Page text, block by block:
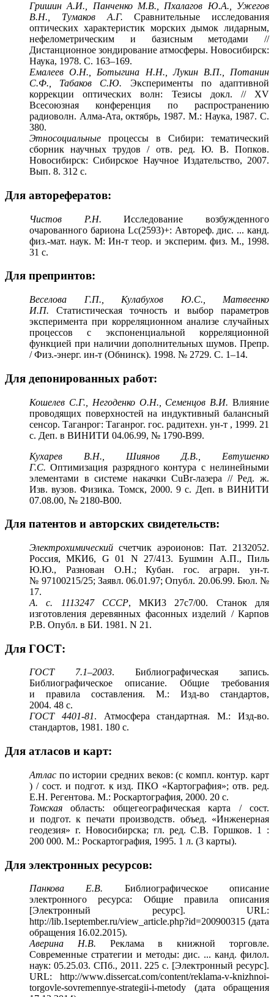
Гришин А.И., Панченко М.В., Пхалагов Ю.А., Ужегов
В.Н., Тумаков А.Г. Сравнительные исследования
оптических характеристик морских дымок лидарным,
нефелометрическим и базисным методами //
Дистанционное зондирование атмосферы. Новосибирск:
Наука, 1978. С. 163–169.
Емалеев О.Н., Ботыгина Н.Н., Лукин В.П., Потанин
С.Ф., Табаков С.Ю. Эксперименты по адаптивной
коррекции оптических волн: Тезисы докл. // XV
Всесоюзная конференция по распространению
радиоволн. Алма-Ата, октябрь, 1987. М.: Наука, 1987. С.
380.
Этносоциальные процессы в Сибири: тематический
сборник научных трудов / отв. ред. Ю. В. Попков.
Новосибирск: Сибирское Научное Издательство, 2007.
Вып. 8. 312 с.
Для авторефератов:
Чистов Р.Н. Исследование возбужденного
очарованного бариона Lс(2593)+: Автореф. дис. ... канд.
физ.-мат. наук. М: Ин-т теор. и эксперим. физ. М., 1998.
31 с.
Для препринтов:
Веселова Г.П., Кулабухов Ю.С., Матвеенко
И.П. Статистическая точность и выбор параметров
эксперимента при корреляционном анализе случайных
процессов с экспоненциальной корреляционной
функцией при наличии дополнительных шумов. Препр.
/ Физ.-энерг. ин-т (Обнинск). 1998. № 2729. С. 1–14.
Для депонированных работ:
Кошелев С.Г., Негоденко О.Н., Семенцов В.И. Влияние
проводящих поверхностей на индуктивный балансный
сенсор. Таганрог: Таганрог. гос. радитехн. ун-т , 1999. 21
с. Деп. в ВИНИТИ 04.06.99, № 1790-В99.
Кухарев В.Н., Шиянов Д.В., Евтушенко
Г.С. Оптимизация разрядного контура с нелинейными
элементами в системе накачки CuBr-лазера // Ред. ж.
Изв. вузов. Физика. Томск, 2000. 9 с. Деп. в ВИНИТИ
07.08.00, № 2180-В00.
Для патентов и авторских свидетельств:
Электрохимический счетчик аэроионов: Пат. 2132052.
Россия, МКИ6, G 01 N 27/413. Бушмин А.П., Пиль
Ю.Ю., Разнован О.Н.; Кубан. гос. аграрн. ун-т.
№ 97100215/25; Заявл. 06.01.97; Опубл. 20.06.99. Бюл. №
17.
А. с. 1113247 СССР, МКИ3 27с7/00. Станок для
изготовления деревянных фасонных изделий / Карпов
Р.В. Опубл. в БИ. 1981. N 21.
Для ГОСТ:
ГОСТ 7.1–2003. Библиографическая запись.
Библиографическое описание. Общие требования
и правила составления. М.: Изд-во стандартов,
2004. 48 с.
ГОСТ 4401-81. Атмосфера стандартная. М.: Изд-во.
стандартов, 1981. 180 с.
Для атласов и карт:
Атлас по истории средних веков: (с компл. контур. карт
) / сост. и подгот. к изд. ПКО «Картография»; отв. ред.
Е.Н. Регентова. М.: Роскартография, 2000. 20 с.
Томская область: общегеографическая карта / сост.
и подгот. к печати производств. объед. «Инженерная
геодезия» г. Новосибирска; гл. ред. С.В. Горшков. 1 :
200 000. М.: Роскартография, 1995. 1 л. (3 карты).
Для электронных ресурсов:
Панкова Е.В. Библиографическое описание
электронного ресурса: Общие правила описания
[Электронный ресурс]. URL:
http://lib.1september.ru/view_article.php?id=200900315 (дата
обращения 16.02.2015).
Аверина Н.В. Реклама в книжной торговле.
Современные стратегии и методы: дис. ... канд. филол.
наук: 05.25.03. СПб., 2011. 225 с. [Электронный ресурс].
URL: http://www.dissercat.com/content/reklama-v-knizhnoi-
torgovle-sovremennye-strategii-i-metody (дата обращения